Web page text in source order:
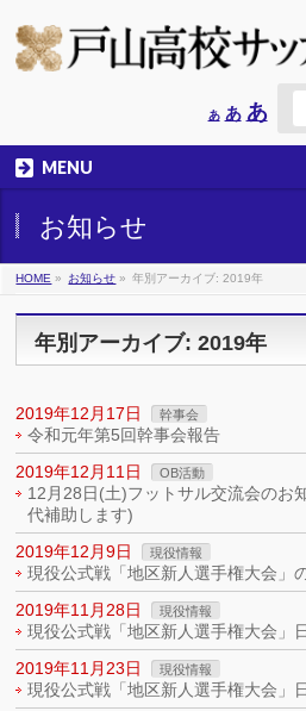
あ Decrease
あReset
あ
font
MENU
お知らせ
HOME » お知らせ » 年別アーカイブ: 2019年
年別アーカイブ: 2019年
2019年12月17日 幹事会
令和元年第5回幹事会報告
2019年12月11日
OB活動
12月28日(土)フットサル交流会のお
代補助します)
2019年12月9日
現役情報
現役公式戦「地区新人選手権大会」
2019年11月28日
現役情報
現役公式戦「地区新人選手権大会」
2019年11月23日
現役情報
現役公式戦「地区新人選手権大会」